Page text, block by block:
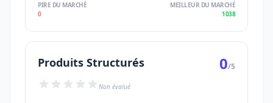
PIRE DU MARCHÉ
0
MEILLEUR DU MARCHÉ
1038
Produits Structurés 0/5
Non évalué